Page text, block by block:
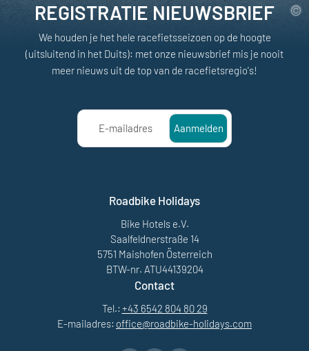
REGISTRATIE NIEUWSBRIEF
We houden je het hele racefietsseizoen op de hoogte
(uitsluitend in het Duits): met onze nieuwsbrief mis je nooit
meer nieuws uit de top van de racefietsregio's!
E-mailadres Aanmelden
Roadbike Holidays
Bike Hotels e.V.
Saalfeldnerstraße 14
5751 Maishofen Österreich
BTW-nr. ATU44139204
Contact
Tel.: +43 6542 804 80 29
E-mailadres: office@roadbike-holidays.com